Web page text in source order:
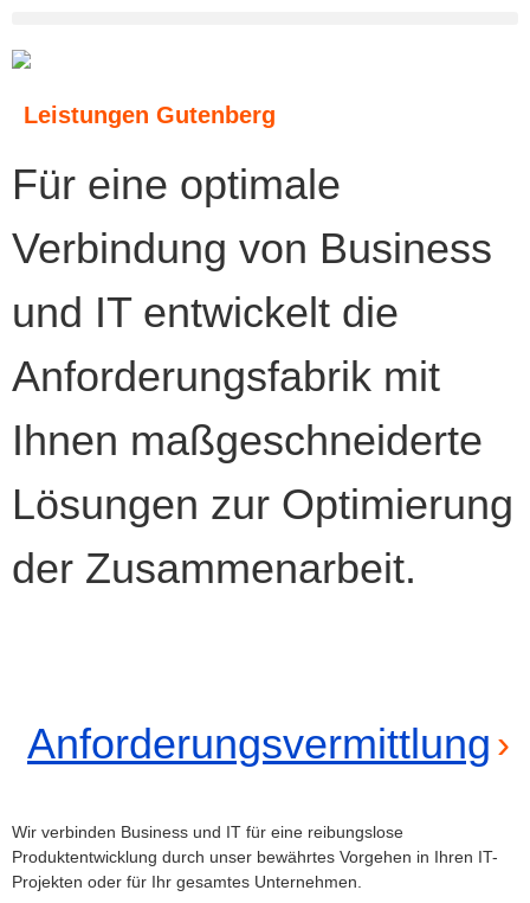
Leistungen Gutenberg
Für eine optimale
Verbindung von Business
und IT entwickelt die
Anforderungsfabrik mit
Ihnen maßgeschneiderte
Lösungen zur Optimierung
der Zusammenarbeit.
Anforderungsvermittlung
Wir verbinden Business und IT für eine reibungslose
Produktentwicklung durch unser bewährtes Vorgehen in Ihren IT-
Projekten oder für Ihr gesamtes Unternehmen.